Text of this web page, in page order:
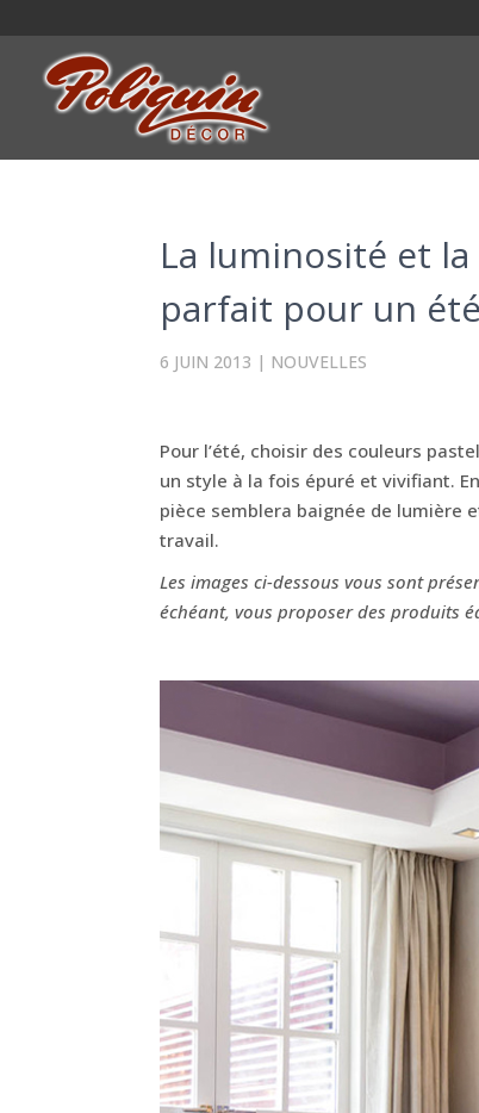
La luminosité et
parfait pour un
6 JUIN 2013 | NOUVELLES
Pour l’été, choisir des couleurs
un style à la fois épuré et vivifiant.
pièce semblera baignée de lumière
travail.
Les images ci-dessous vous sont
échéant, vous proposer des produits